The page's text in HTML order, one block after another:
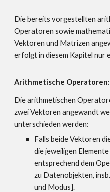
Die bereits vorgestellten
Operatoren sowie
Vektoren und Matrizen
erfolgt in diesem Kapitel nur
Arithmetische Operatoren:
Die arithmetischen
zwei Vektoren angewandt
unterschieden werden:
Falls beide Vektoren
die jeweiligen
entsprechend dem
zu Datenobjekten,
und Modus].